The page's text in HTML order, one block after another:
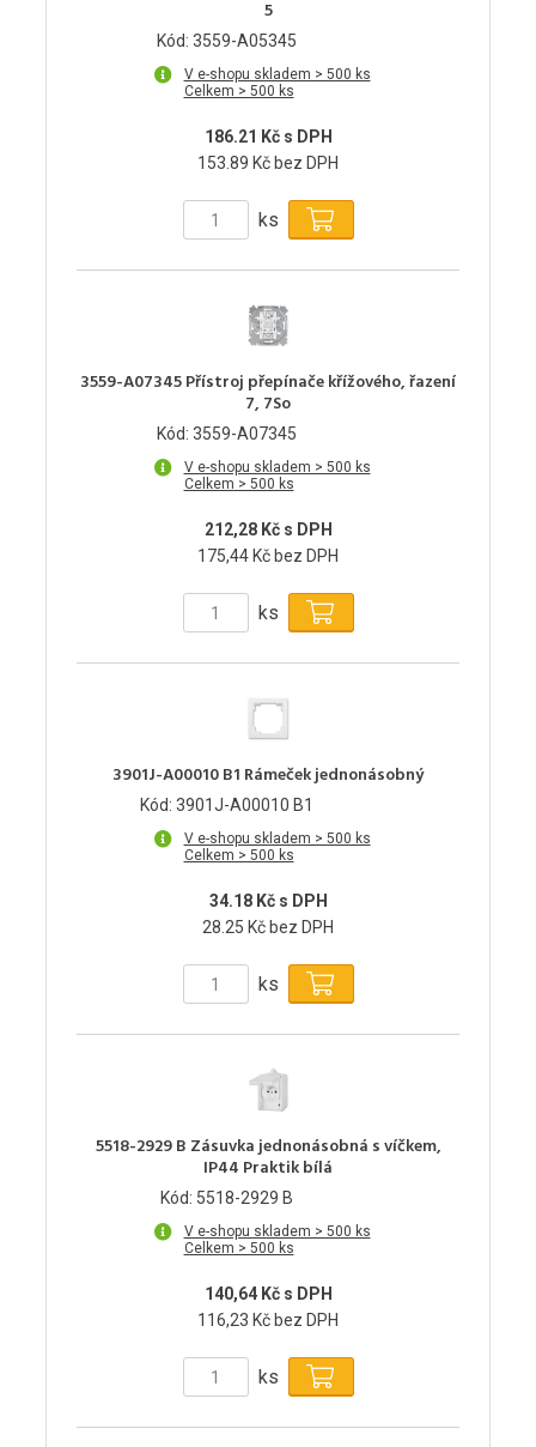
5
Kód: 3559-A05345
V e-shopu skladem > 500 ks
Celkem > 500 ks
186.21 Kč s DPH
153.89 Kč bez DPH
ks
3559-A07345 Přístroj přepínače křížového, řazení
7, 7So
Kód: 3559-A07345
V e-shopu skladem > 500 ks
Celkem > 500 ks
212,28 Kč s DPH
175,44 Kč bez DPH
ks
3901J-A00010 B1 Rámeček jednonásobný
Kód: 3901J-A00010 B1
V e-shopu skladem > 500 ks
Celkem > 500 ks
34.18 Kč s DPH
28.25 Kč bez DPH
ks
5518-2929 B Zásuvka jednonásobná s víčkem,
IP44 Praktik bílá
Kód: 5518-2929 B
V e-shopu skladem > 500 ks
Celkem > 500 ks
140,64 Kč s DPH
116,23 Kč bez DPH
ks